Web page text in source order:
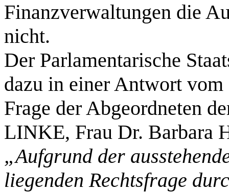
Finanzverwaltungen die
nicht.
Der Parlamentarische
dazu in einer Antwort
Frage der Abgeordneten
LINKE, Frau Dr. Barbara
„Aufgrund der
liegenden Rechtsfrage